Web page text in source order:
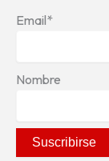
Email*
Nombre